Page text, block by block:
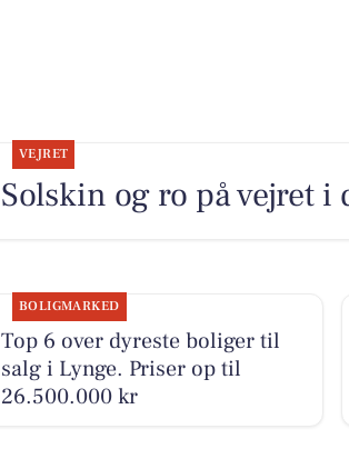
VEJRET
Solskin og ro på vejret i
BOLIGMARKED
Top 6 over dyreste boliger til
salg i Lynge. Priser op til
26.500.000 kr